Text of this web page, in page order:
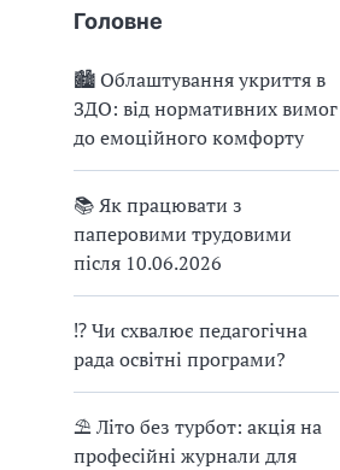
Головне
🏙 Облаштування укриття в
ЗДО: від нормативних вимог
до емоційного комфорту
📚 Як працювати з
паперовими трудовими
після 10.06.2026
⁉ Чи схвалює педагогічна
рада освітні програми?
⛱ Літо без турбот: акція на
професійні журнали для